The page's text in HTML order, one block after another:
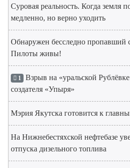
Суровая реальность. Когда земля
медленно, но верно уходить
Обнаружен бесследно пропавший
Пилоты живы!
1 Взрыв на «уральской
создателя «Упыря»
Мэрия Якутска готовится к
На Нижнебестяхской нефтебазе
отпуска дизельного топлива